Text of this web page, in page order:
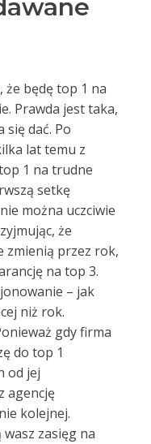
że będę top 1 na
Prawda jest taka,
się dać. Po
lat temu z
1 na trudne
setkę
można uczciwie
że
zmienią przez rok,
na top 3.
– jak
niż rok.
gdy firma
do top 1
od jej
agencję
kolejnej.
zasięg na